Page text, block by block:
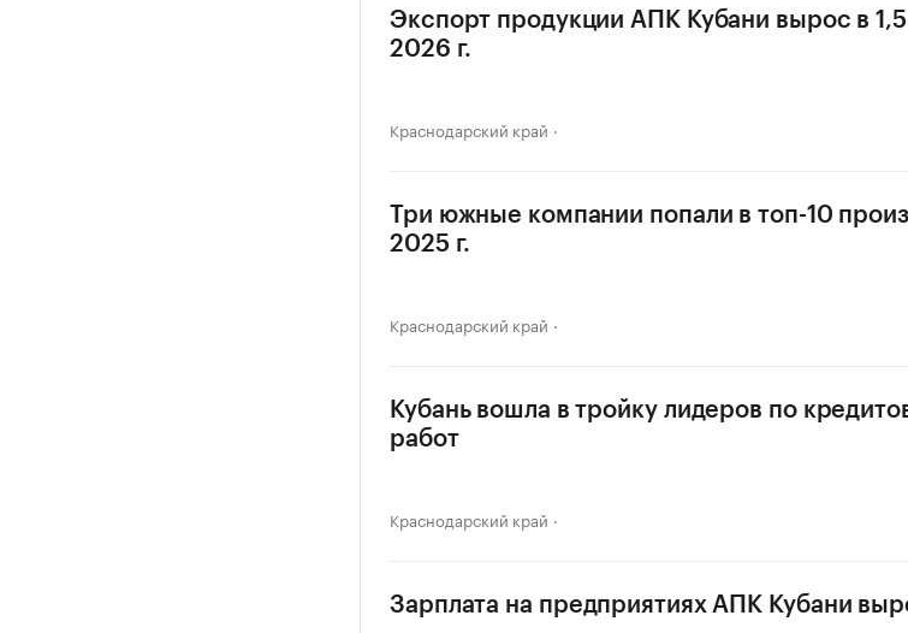
Экспорт продукции АПК Кубани вырос в
2026 г.
Краснодарский край
Три южные компании попали в топ-10
2025 г.
Краснодарский край
Кубань вошла в тройку лидеров по
работ
Краснодарский край
Зарплата на предприятиях АПК Кубани